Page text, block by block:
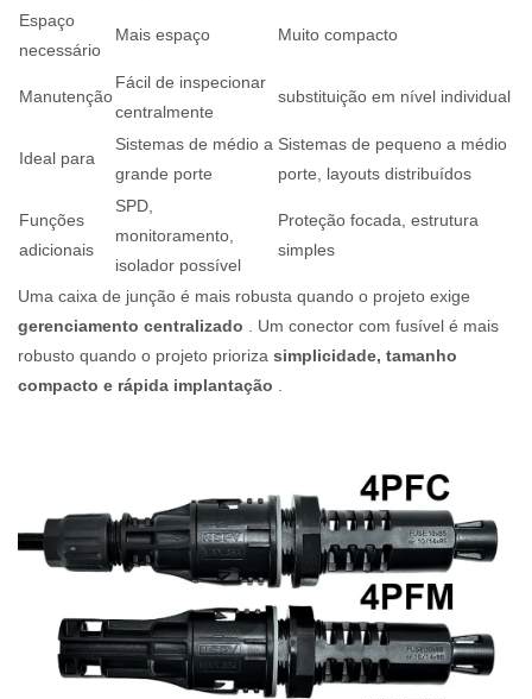
Espaço
necessário
Mais espaço Muito compacto
Manutenção
Fácil de inspecionar
centralmente
substituição em nível individual
Ideal para
Sistemas de médio a
grande porte
Sistemas de pequeno a médio
porte, layouts distribuídos
Funções
adicionais
SPD,
monitoramento,
isolador possível
Proteção focada, estrutura
simples
Uma caixa de junção é mais robusta quando o projeto exige
gerenciamento centralizado . Um conector com fusível é mais
robusto quando o projeto prioriza simplicidade, tamanho
compacto e rápida implantação .